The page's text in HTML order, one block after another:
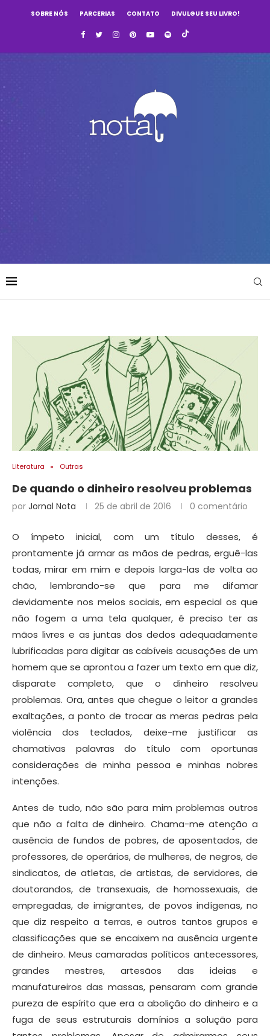
SOBRE NÓS PARCERIAS CONTATO DIVULGUE SEU LIVRO!
Literatura Outras
De quando o dinheiro resolveu problemas
por Jornal Nota 25 de abril de 2016 0 comentário
O ímpeto inicial, com um título desses, é
prontamente já armar as mãos de pedras, erguê-las
todas, mirar em mim e depois larga-las de volta ao
chão, lembrando-se que para me difamar
devidamente nos meios sociais, em especial os que
não fogem a uma tela qualquer, é preciso ter as
mãos livres e as juntas dos dedos adequadamente
lubrificadas para digitar as cabíveis acusações de um
homem que se aprontou a fazer um texto em que diz,
disparate completo, que o dinheiro resolveu
problemas. Ora, antes que chegue o leitor a grandes
exaltações, a ponto de trocar as meras pedras pela
violência dos teclados, deixe-me justificar as
chamativas palavras do título com oportunas
considerações de minha pessoa e minhas nobres
intenções.
Antes de tudo, não são para mim problemas outros
que não a falta de dinheiro. Chama-me atenção a
ausência de fundos de pobres, de aposentados, de
professores, de operários, de mulheres, de negros, de
sindicatos, de atletas, de artistas, de servidores, de
doutorandos, de transexuais, de homossexuais, de
empregadas, de imigrantes, de povos indígenas, no
que diz respeito a terras, e outros tantos grupos e
classificações que se encaixem na ausência urgente
de dinheiro. Meus camaradas políticos antecessores,
grandes mestres, artesãos das ideias e
manufatureiros das massas, pensaram com grande
pureza de espírito que era a abolição do dinheiro e a
fuga de seus estruturais domínios a solução para